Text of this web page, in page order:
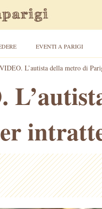
EVENTI A PARIGI
VIDEO. L’autista della metro di